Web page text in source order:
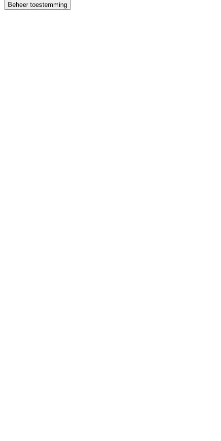
Beheer toestemming